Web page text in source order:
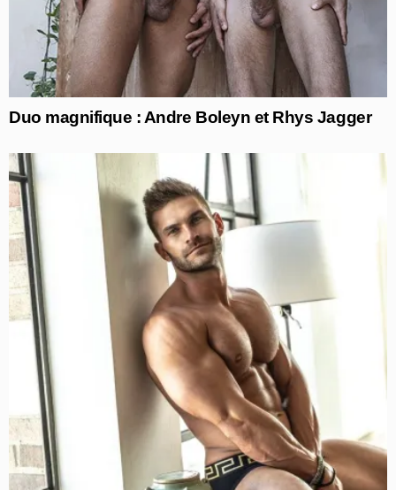
Duo magnifique : Andre Boleyn et Rhys Jagger